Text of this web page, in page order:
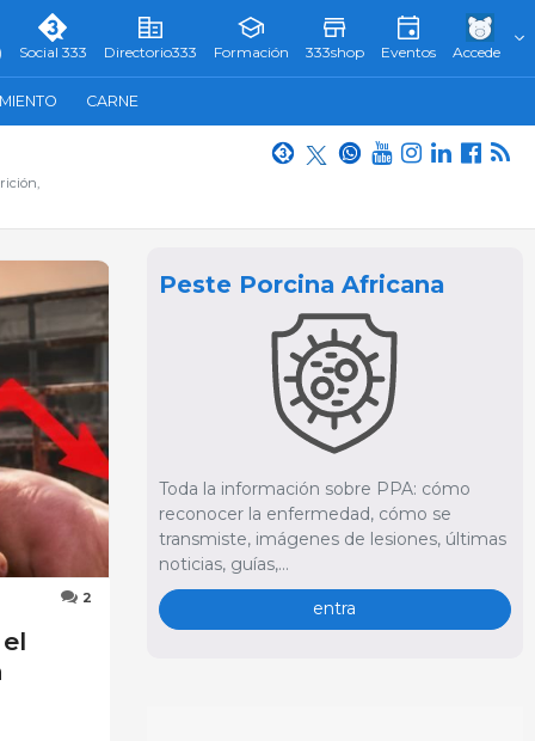
Social 333 Directorio333 Formación 333shop Eventos Accede
CARNE
2
Peste Porcina Africana
Toda la información sobre PPA: cómo
reconocer la enfermedad, cómo se
transmiste, imágenes de lesiones, últimas
noticias, guías,...
entra